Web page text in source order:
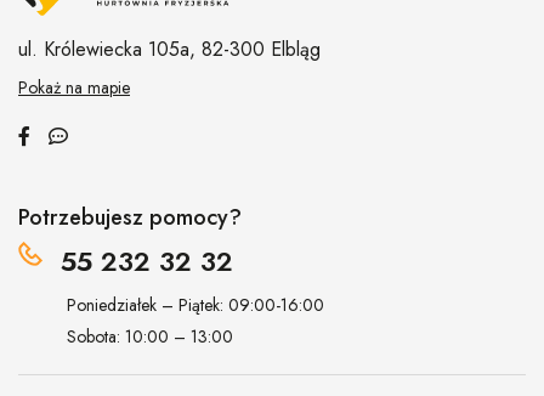
ul. Królewiecka 105a, 82-300 Elbląg
Pokaż na mapie
Potrzebujesz pomocy?
55 232 32 32
Poniedziałek – Piątek: 09:00-16:00
Sobota: 10:00 – 13:00